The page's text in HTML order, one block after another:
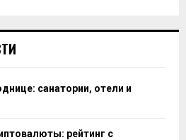
санатории, отели и
рейтинг с